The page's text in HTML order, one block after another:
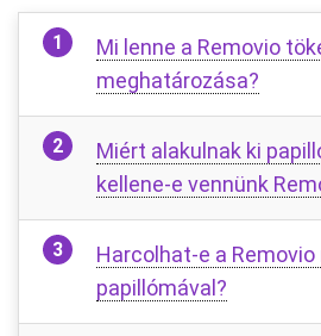
Mi lenne a Removio
meghatározása?
Miért alakulnak ki
kellene-e vennünk
Harcolhat-e a
papillómával?